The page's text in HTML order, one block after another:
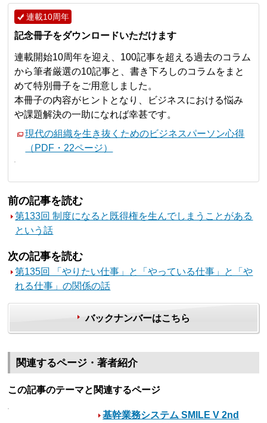
連載10周年
記念冊子をダウンロードいただけます
連載開始10周年を迎え、100記事を超える過去のコラム
から筆者厳選の10記事と、書き下ろしのコラムをまと
めて特別冊子をご用意しました。
本冊子の内容がヒントとなり、ビジネスにおける悩み
や課題解決の一助になれば幸甚です。
現代の組織を生き抜くためのビジネスパーソン心得
（PDF・22ページ）
前の記事を読む
第133回 制度になると既得権を生んでしまうことがある
という話
次の記事を読む
第135回 「やりたい仕事」と「やっている仕事」と「や
れる仕事」の関係の話
バックナンバーはこちら
関連するページ・著者紹介
この記事のテーマと関連するページ
基幹業務システム SMILE V 2nd